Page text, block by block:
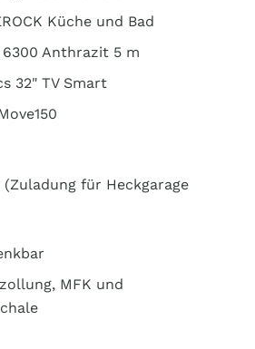
Küche und Bad
Anthrazit 5 m
32" TV Smart
(Zuladung für Heckgarage
MFK und